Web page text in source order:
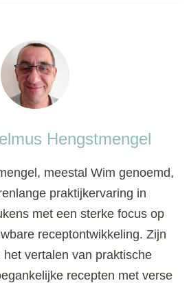
Hengstmengel
meestal Wim genoemd,
praktijkervaring in
met een sterke focus op
receptontwikkeling. Zijn
vertalen van praktische
recepten met verse